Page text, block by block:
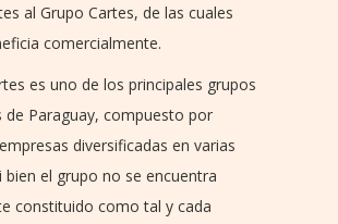
al Grupo Cartes, de las cuales
comercialmente.
es uno de los principales grupos
de Paraguay, compuesto por
diversificadas en varias
bien el grupo no se encuentra
constituido como tal y cada